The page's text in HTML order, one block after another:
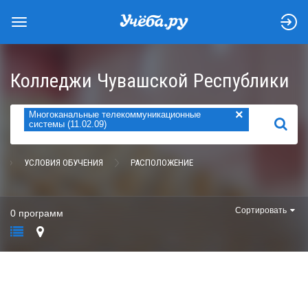
Колледжи Чувашской Республики
Многоканальные телекоммуникационные
системы (11.02.09)
×
НАЙТИ
УСЛОВИЯ ОБУЧЕНИЯ РАСПОЛОЖЕНИЕ
0 программ Сортировать